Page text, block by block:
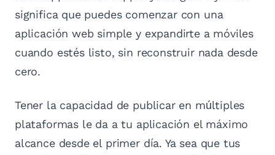
significa que puedes comenzar con una
aplicación web simple y expandirte a móviles
cuando estés listo, sin reconstruir nada desde
cero.
Tener la capacidad de publicar en múltiples
plataformas le da a tu aplicación el máximo
alcance desde el primer día. Ya sea que tus